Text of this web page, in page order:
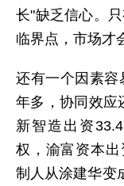
长"缺乏信心。
临界点，市场才
还有一个因素容
年多，协同效应
新智造出资
权，渝富资本
制人从涂建华变